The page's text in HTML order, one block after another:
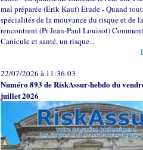
mal préparée (Erik Kauf) Etude - Quand
spécialités de la mouvance du risque et de
rencontrent (Pr Jean-Paul Louisot)
Canicule et santé, un risque...
22/07/2026 à 11:36:03
Numéro 893 de RiskAssur-hebdo du
juillet 2026